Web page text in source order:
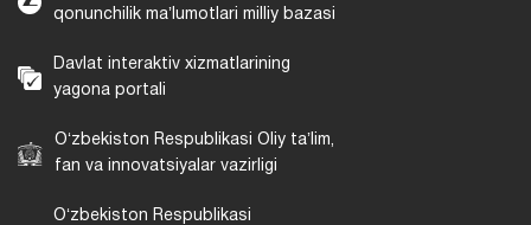
qonunchilik maʼlumotlari milliy bazasi
Davlat interaktiv xizmatlarining
yagona portali
Oʻzbekiston Respublikasi Oliy taʼlim,
fan va innovatsiyalar vazirligi
Oʻzbekiston Respublikasi